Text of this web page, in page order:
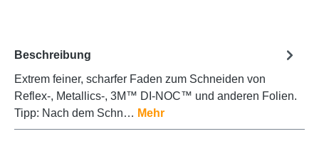
Beschreibung
Extrem feiner, scharfer Faden zum Schneiden von
Reflex-, Metallics-, 3M™ DI-NOC™ und anderen Folien.
Tipp: Nach dem Schn… Mehr